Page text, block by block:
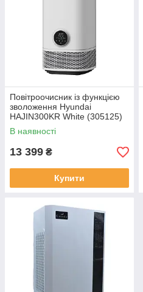
Повітроочисник із функцією
зволоження Hyundai
HAJIN300KR White (305125)
В наявності
13 399 ₴
Купити